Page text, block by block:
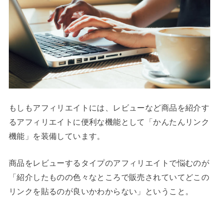
もしもアフィリエイトには、レビューなど商品を紹介す
るアフィリエイトに便利な機能として「かんたんリンク
機能」を装備しています。
商品をレビューするタイプのアフィリエイトで悩むのが
「紹介したものの色々なところで販売されていてどこの
リンクを貼るのが良いかわからない」ということ。